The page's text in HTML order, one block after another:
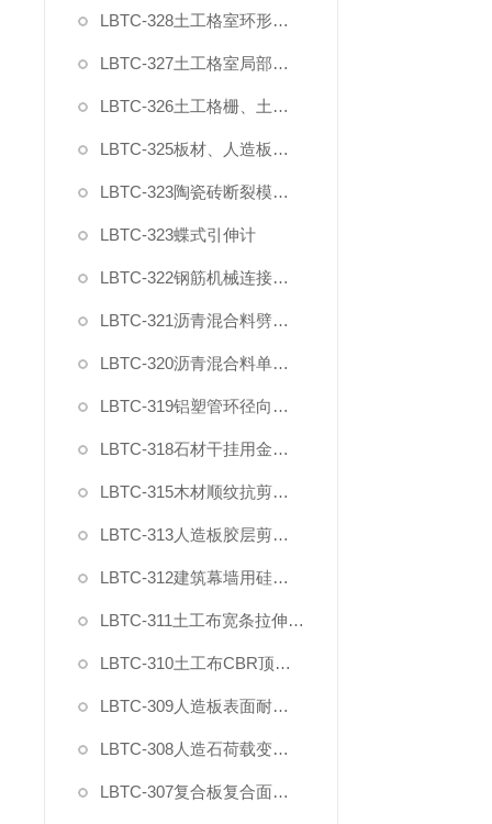
LBTC-328土工格室环形插件拉拔力夹具
LBTC-327土工格室局部过载夹具
LBTC-326土工格栅、土工布宽条拉伸试验夹具（普钢）
LBTC-325板材、人造板家具封边条90度剥离夹具
LBTC-323陶瓷砖断裂模数和破坏强度夹具
LBTC-323蝶式引伸计
LBTC-322钢筋机械连接残余变形测量仪
LBTC-321沥青混合料劈裂夹具
LBTC-320沥青混合料单轴压缩夹具
LBTC-319铝塑管环径向拉力夹具
LBTC-318石材干挂用金属挂件拉拔强度试验夹具
LBTC-315木材顺纹抗剪强度测试夹具
LBTC-313人造板胶层剪切强度夹具
LBTC-312建筑幕墙用硅酮结构密封胶剪切强度夹具
LBTC-311土工布宽条拉伸试验专用引伸计
LBTC-310土工布CBR顶破强力夹具
LBTC-309人造板表面耐冷热循环性能测定
LBTC-308人造石荷载变形试验夹具
LBTC-307复合板复合面剪切强度试验夹具